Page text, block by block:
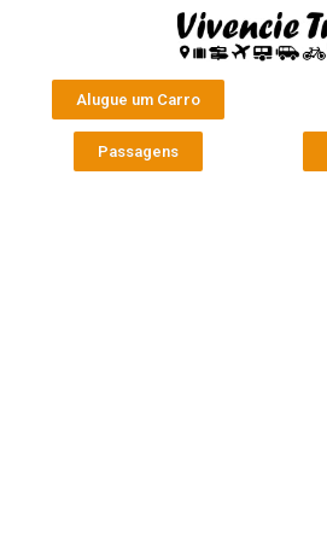
Alugue um Carro
Passagens